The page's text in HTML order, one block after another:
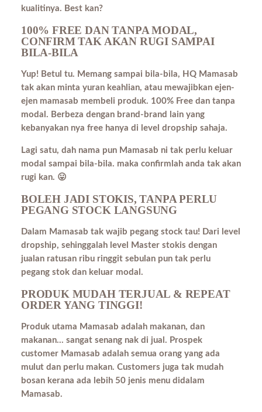
kualitinya. Best kan?
100% FREE DAN TANPA MODAL,
CONFIRM TAK AKAN RUGI SAMPAI
BILA-BILA
Yup! Betul tu. Memang sampai bila-bila, HQ Mamasab
tak akan minta yuran keahlian, atau mewajibkan ejen-
ejen mamasab membeli produk. 100% Free dan tanpa
modal. Berbeza dengan brand-brand lain yang
kebanyakan nya free hanya di level dropship sahaja.
Lagi satu, dah nama pun Mamasab ni tak perlu keluar
modal sampai bila-bila. maka confirmlah anda tak akan
rugi kan. 😛
BOLEH JADI STOKIS, TANPA PERLU
PEGANG STOCK LANGSUNG
Dalam Mamasab tak wajib pegang stock tau! Dari level
dropship, sehinggalah level Master stokis dengan
jualan ratusan ribu ringgit sebulan pun tak perlu
pegang stok dan keluar modal.
PRODUK MUDAH TERJUAL & REPEAT
ORDER YANG TINGGI!
Produk utama Mamasab adalah makanan, dan
makanan… sangat senang nak di jual. Prospek
customer Mamasab adalah semua orang yang ada
mulut dan perlu makan. Customers juga tak mudah
bosan kerana ada lebih 50 jenis menu didalam
Mamasab.